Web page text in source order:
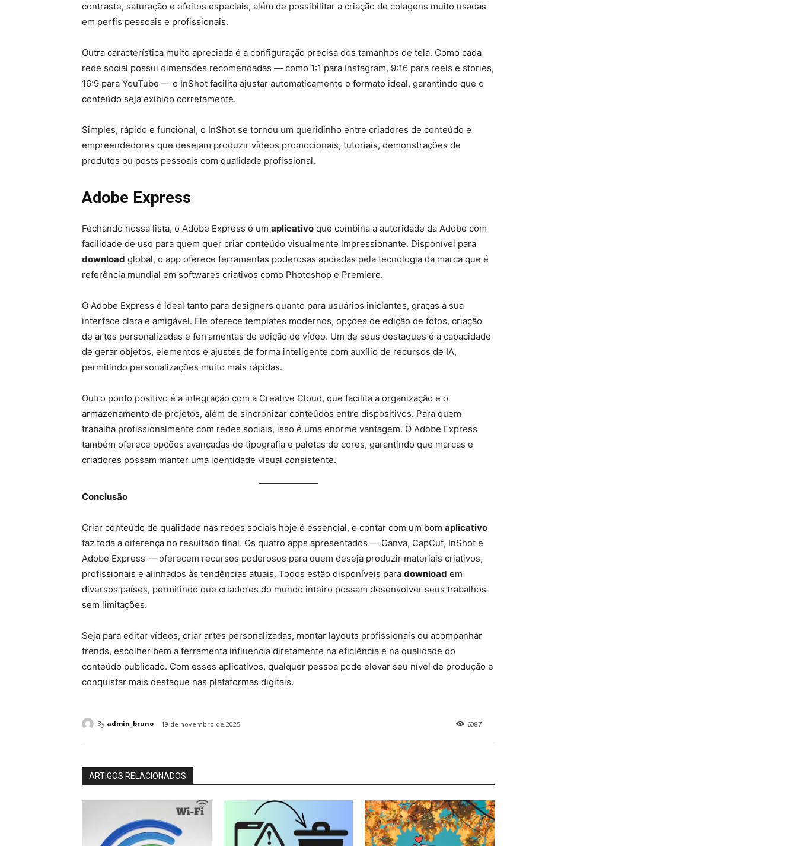
contraste, saturação e efeitos especiais, além de possibilitar a criação de colagens muito usadas
em perfis pessoais e profissionais.
Outra característica muito apreciada é a configuração precisa dos tamanhos de tela. Como cada
rede social possui dimensões recomendadas — como 1:1 para Instagram, 9:16 para reels e stories,
16:9 para YouTube — o InShot facilita ajustar automaticamente o formato ideal, garantindo que o
conteúdo seja exibido corretamente.
Simples, rápido e funcional, o InShot se tornou um queridinho entre criadores de conteúdo e
empreendedores que desejam produzir vídeos promocionais, tutoriais, demonstrações de
produtos ou posts pessoais com qualidade profissional.
Adobe Express
Fechando nossa lista, o Adobe Express é um aplicativo que combina a autoridade da Adobe com
facilidade de uso para quem quer criar conteúdo visualmente impressionante. Disponível para
download global, o app oferece ferramentas poderosas apoiadas pela tecnologia da marca que é
referência mundial em softwares criativos como Photoshop e Premiere.
O Adobe Express é ideal tanto para designers quanto para usuários iniciantes, graças à sua
interface clara e amigável. Ele oferece templates modernos, opções de edição de fotos, criação
de artes personalizadas e ferramentas de edição de vídeo. Um de seus destaques é a capacidade
de gerar objetos, elementos e ajustes de forma inteligente com auxílio de recursos de IA,
permitindo personalizações muito mais rápidas.
Outro ponto positivo é a integração com a Creative Cloud, que facilita a organização e o
armazenamento de projetos, além de sincronizar conteúdos entre dispositivos. Para quem
trabalha profissionalmente com redes sociais, isso é uma enorme vantagem. O Adobe Express
também oferece opções avançadas de tipografia e paletas de cores, garantindo que marcas e
criadores possam manter uma identidade visual consistente.
Conclusão
Criar conteúdo de qualidade nas redes sociais hoje é essencial, e contar com um bom aplicativo
faz toda a diferença no resultado final. Os quatro apps apresentados — Canva, CapCut, InShot e
Adobe Express — oferecem recursos poderosos para quem deseja produzir materiais criativos,
profissionais e alinhados às tendências atuais. Todos estão disponíveis para download em
diversos países, permitindo que criadores do mundo inteiro possam desenvolver seus trabalhos
sem limitações.
Seja para editar vídeos, criar artes personalizadas, montar layouts profissionais ou acompanhar
trends, escolher bem a ferramenta influencia diretamente na eficiência e na qualidade do
conteúdo publicado. Com esses aplicativos, qualquer pessoa pode elevar seu nível de produção e
conquistar mais destaque nas plataformas digitais.
6087
By admin_bruno 19 de novembro de 2025
ARTIGOS RELACIONADOS